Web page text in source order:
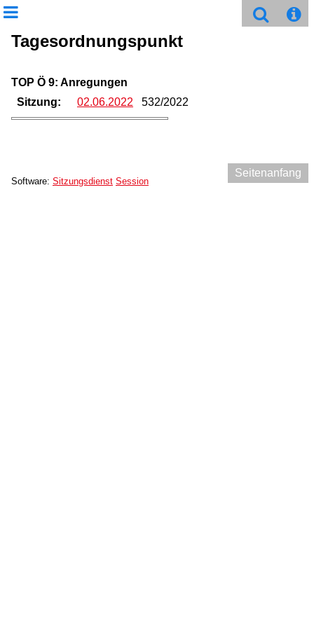
Tagesordnungspunkt
TOP Ö 9: Anregungen
Sitzung:
02.06.2022 532/2022
Seitenanfang
Software: Sitzungsdienst Session